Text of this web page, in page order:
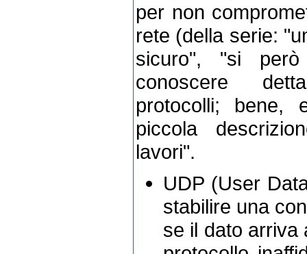
per non
rete (della serie:
sicuro", "si
conoscere
protocolli; bene,
piccola
lavori".
UDP (User
stabilire una
se il dato arriva